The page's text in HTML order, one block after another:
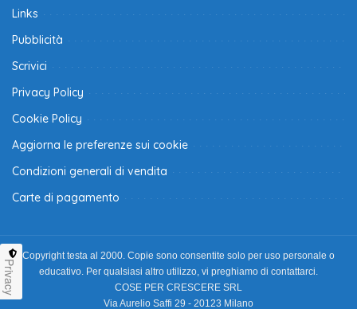
Links
Pubblicità
Scrivici
Privacy Policy
Cookie Policy
Aggiorna le preferenze sui cookie
Condizioni generali di vendita
Carte di pagamento
Copyright testa al 2000. Copie sono consentite solo per uso personale o
educativo. Per qualsiasi altro utilizzo, vi preghiamo di contattarci.
COSE PER CRESCERE SRL
Via Aurelio Saffi 29 - 20123 Milano
Privacy